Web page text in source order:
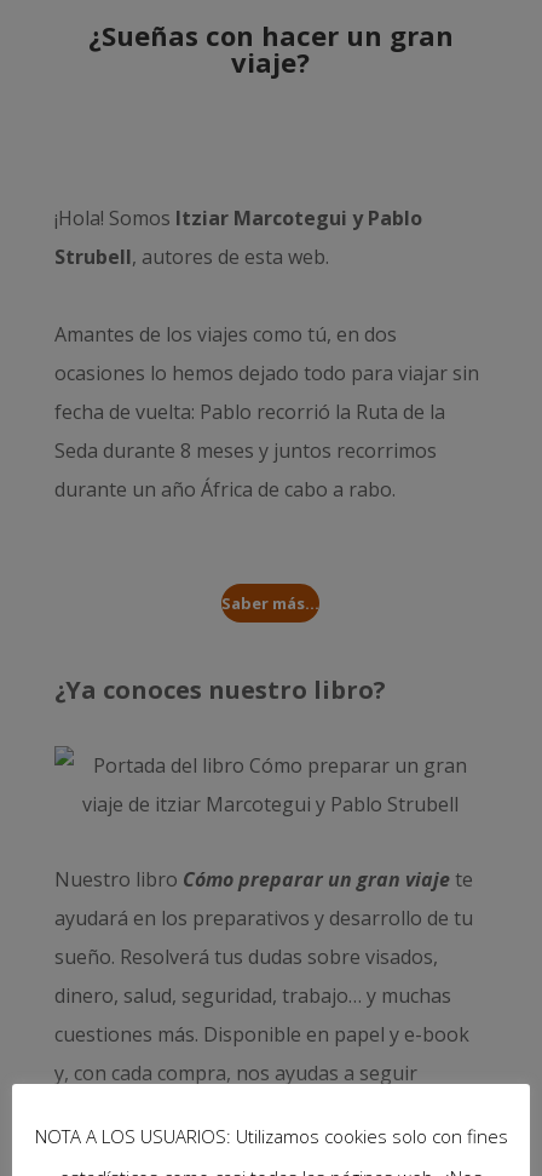
¿Sueñas con hacer un gran
viaje?
¡Hola! Somos Itziar Marcotegui y Pablo
Strubell, autores de esta web.
Amantes de los viajes como tú, en dos
ocasiones lo hemos dejado todo para viajar sin
fecha de vuelta: Pablo recorrió la Ruta de la
Seda durante 8 meses y juntos recorrimos
durante un año África de cabo a rabo.
Saber más...
¿Ya conoces nuestro libro?
Nuestro libro Cómo preparar un gran viajete
ayudará en los preparativos y desarrollo de tu
sueño. Resolverá tus dudas sobre visados,
dinero, salud, seguridad, trabajo… y muchas
cuestiones más. Disponible en papel y e-book
y, con cada compra, nos ayudas a seguir
NOTA A LOS USUARIOS: Utilizamos cookies solo con fines